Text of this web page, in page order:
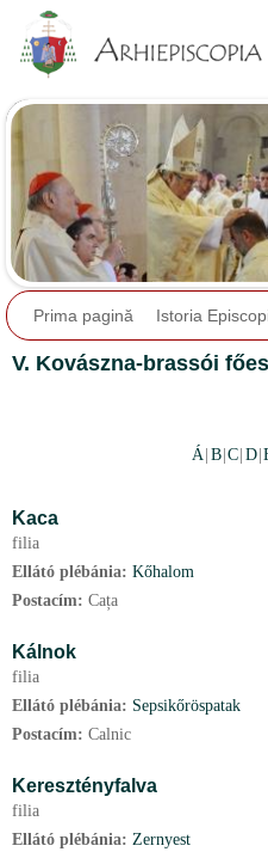
Prima pagină Istoria
V. Kovászna-brassói
Á B |C D
Kaca
filia
Ellátó plébánia: Kőhalom
Postacím: Cața
Kálnok
filia
Ellátó plébánia: Sepsikőröspatak
Postacím: Calnic
Keresztényfalva
filia
Ellátó plébánia: Zernyest